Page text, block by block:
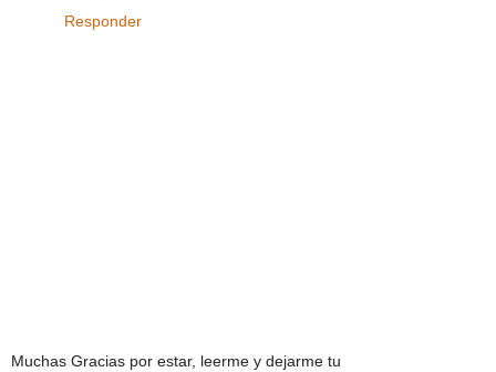
Responder
Muchas Gracias por estar, leerme y dejarme tu